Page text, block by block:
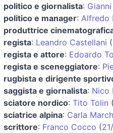
politico e giornalista:
politico e manager: Alfredo
produttrice
regista: Leandro Castellani (
regista e attore: Edoardo
regista e sceneggiatore:
rugbista e dirigente
saggista e giornalista: Nico
sciatore nordico: Tito Tolin (
sciatrice alpina: Carla
scrittore: Franco Cocco (